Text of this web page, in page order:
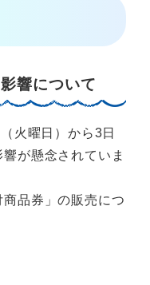
響について
火曜日）から3日
が懸念されていま
品券」の販売につ